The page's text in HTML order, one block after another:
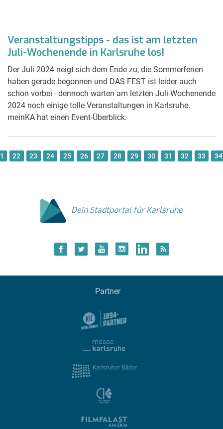
Veranstaltungstipps - das ist am letzten
Juli-Wochenende in Karlsruhe los!
Der Juli 2024 neigt sich dem Ende zu, die Sommerferien
haben gerade begonnen und DAS FEST ist leider auch
schon vorbei - dennoch warten am letzten Juli-Wochenende
2024 noch einige tolle Veranstaltungen in Karlsruhe.
meinKA hat einen Event-Überblick.
22 23 24 25 26 27 28 29 30 31 32 33 34
Dein Stadtportal für Karlsruhe
Partner